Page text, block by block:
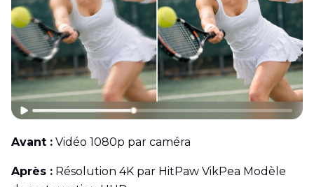
Avant : Vidéo 1080p par caméra
Après : Résolution 4K par HitPaw VikPea Modèle